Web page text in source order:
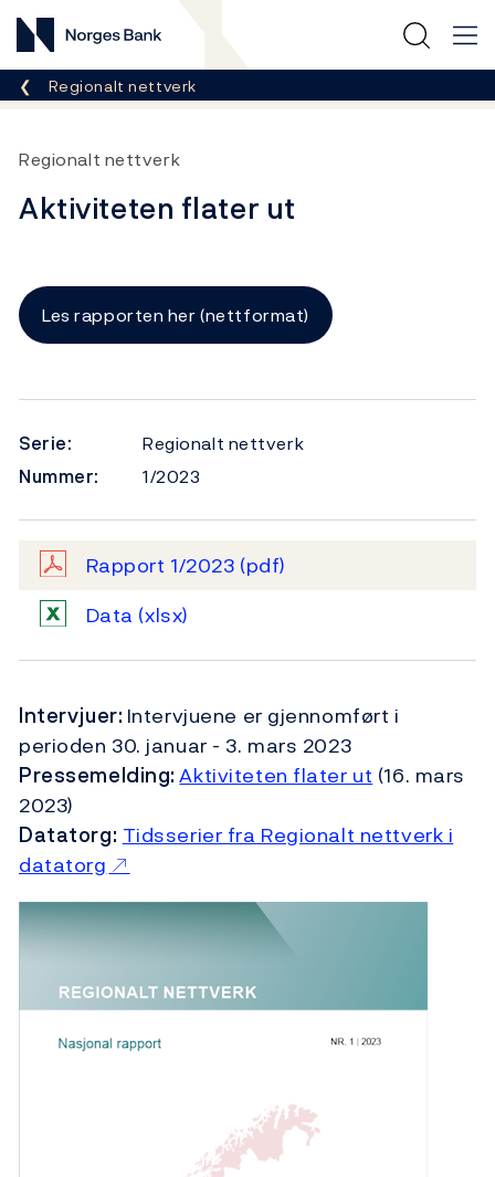
Norges Bank
Her er du nå:
Regionalt nettverk
Regionalt nettverk
Aktiviteten flater ut
Les rapporten her (nettformat)
Serie:
Regionalt nettverk
Nummer:
1/2023
Rapport 1/2023 (pdf)
Data (xlsx)
Intervjuer: Intervjuene er gjennomført i
perioden 30. januar - 3. mars 2023
Pressemelding:Aktiviteten flater ut (16. mars
2023)
Datatorg: Tidsserier fra Regionalt nettverk i
datatorg